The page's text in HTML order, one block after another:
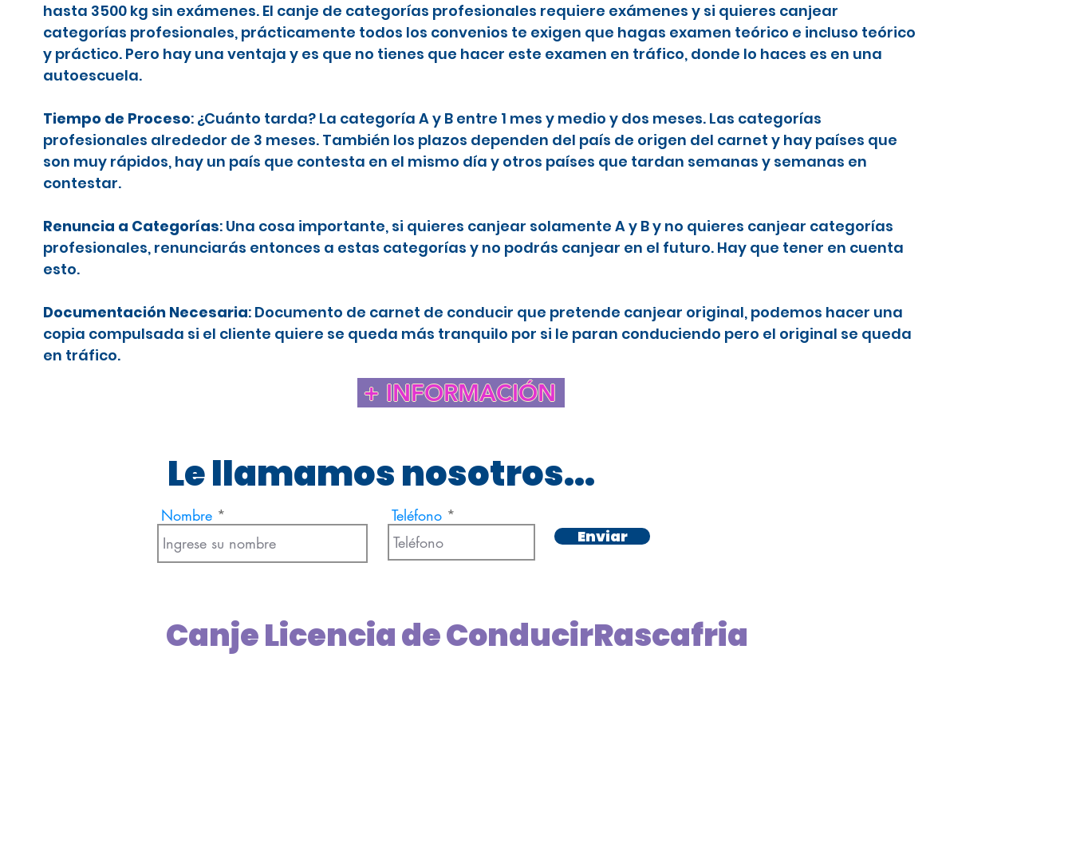
hasta 3500 kg sin exámenes. El canje de categorías profesionales requiere exámenes y si quieres canjear
categorías profesionales, prácticamente todos los convenios te exigen que hagas examen teórico e incluso teórico
y práctico. Pero hay una ventaja y es que no tienes que hacer este examen en tráfico, donde lo haces es en una
autoescuela.
Tiempo de Proceso: ¿Cuánto tarda? La categoría A y B entre 1 mes y medio y dos meses. Las categorías
profesionales alrededor de 3 meses. También los plazos dependen del país de origen del carnet y hay países que
son muy rápidos, hay un país que contesta en el mismo día y otros países que tardan semanas y semanas en
contestar.
Renuncia a Categorías: Una cosa importante, si quieres canjear solamente A y B y no quieres canjear categorías
profesionales, renunciarás entonces a estas categorías y no podrás canjear en el futuro. Hay que tener en cuenta
esto.
Documentación Necesaria: Documento de carnet de conducir que pretende canjear original, podemos hacer una
copia compulsada si el cliente quiere se queda más tranquilo por si le paran conduciendo pero el original se queda
en tráfico.
+ INFORMACIÓN
Le llamamos nosotros...
Nombre Teléfono
Enviar
Canje Licencia de ConducirRascafria